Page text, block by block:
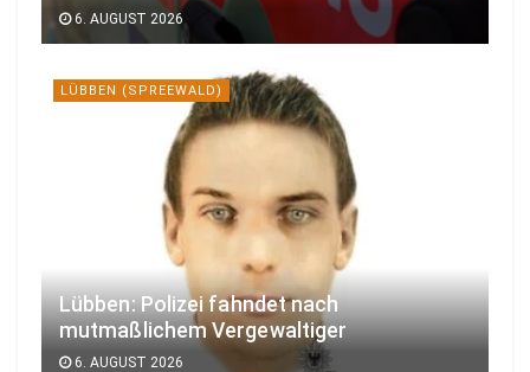
6. AUGUST 2026
LÜBBEN (SPREEWALD)
Lübben: Polizei fahndet nach
mutmaßlichem Vergewaltiger
6. AUGUST 2026